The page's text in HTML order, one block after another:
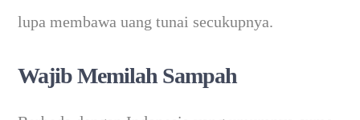
lupa membawa uang tunai secukupnya.
Wajib Memilah Sampah